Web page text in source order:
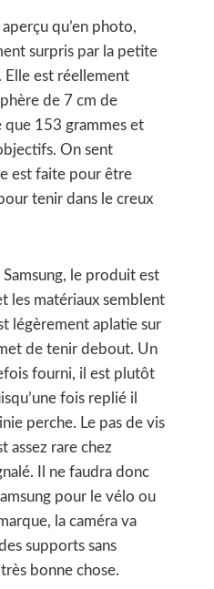
qu’en photo,
surpris par la petite
Elle est réellement
de 7 cm de
que 153 grammes et
On sent
est faite pour être
tenir dans le creux
le produit est
les matériaux semblent
légèrement aplatie sur
de tenir debout. Un
fourni, il est plutôt
fois replié il
perche. Le pas de vis
assez rare chez
Il ne faudra donc
pour le vélo ou
la caméra va
supports sans
bonne chose.